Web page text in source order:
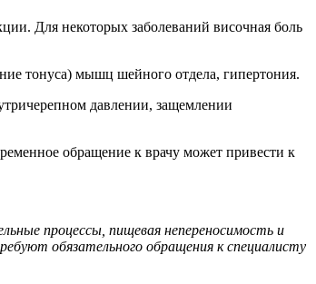
Для некоторых заболеваний височная боль
тонуса) мышц шейного отдела, гипертония.
давлении, защемлении
обращение к врачу может привести к
процессы, пищевая непереносимость и
обязательного обращения к специалисту